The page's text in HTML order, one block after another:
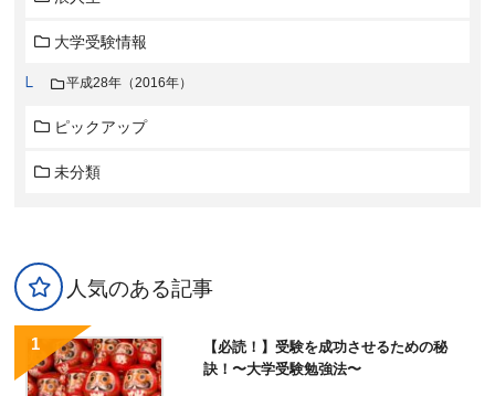
大学受験情報
平成28年（2016年）
ピックアップ
未分類
人気のある記事
【必読！】受験を成功させるための秘
訣！〜大学受験勉強法〜